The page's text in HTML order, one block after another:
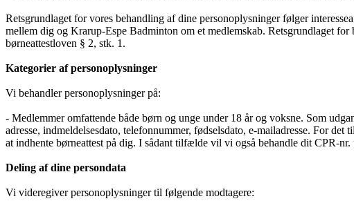
Retsgrundlaget for vores behandling af dine personoplysninger følger
mellem dig og Krarup-Espe Badminton om et medlemskab. Retsgrundlaget
børneattestloven § 2, stk. 1.
Kategorier af personoplysninger
Vi behandler personoplysninger på:
- Medlemmer omfattende både børn og unge under 18 år og voksne. Som
adresse, indmeldelsesdato, telefonnummer, fødselsdato, e-mailadresse. For
at indhente børneattest på dig. I sådant tilfælde vil vi også behandle dit CPR-
Deling af dine persondata
Vi videregiver personoplysninger til følgende modtagere: